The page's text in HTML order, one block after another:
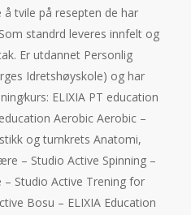
tvile på resepten de har
standrd leveres innfelt og
Er utdannet Personlig
Idretshøyskole) og har
ELIXIA PT education
Aerobic Aerobic –
og turnkrets Anatomi,
– Studio Active Spinning –
– Studio Active Trening for
Bosu – ELIXIA Education